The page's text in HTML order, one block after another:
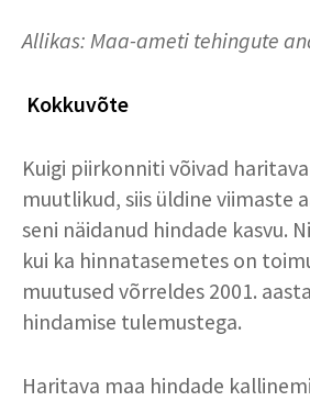
Allikas: Maa-ameti tehingute
Kokkuvõte
Kuigi piirkonniti võivad
muutlikud, siis üldine viimaste
seni näidanud hindade kasvu.
kui ka hinnatasemetes on
muutused võrreldes 2001.
hindamise tulemustega.
Haritava maa hindade